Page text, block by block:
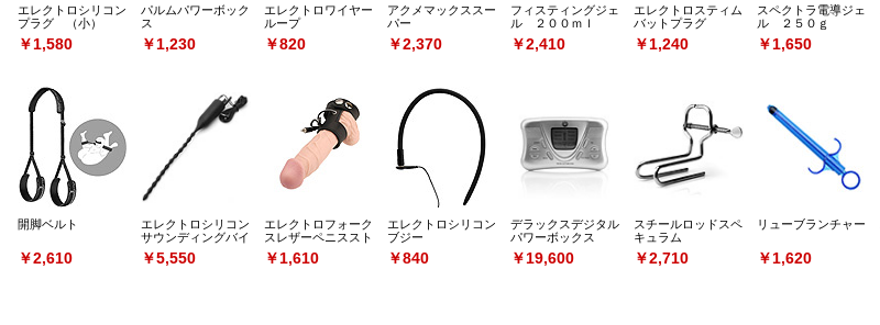
エレクトロシリコン
プラグ （小）
￥1,580
パルムパワーボック
ス
￥1,230
エレクトロワイヤー
ループ
￥820
アクメマックススー
パー
￥2,370
フィスティングジェ
ル ２００ｍｌ
￥2,410
エレクトロスティム
バットプラグ
￥1,240
スペクトラ電導ジェ
ル ２５０ｇ
￥1,650
開脚ベルト
￥2,610
エレクトロシリコン
サウンディングバイ
ブ
￥5,550
エレクトロフォーク
スレザーペニススト
ラップ
￥1,610
エレクトロシリコン
ブジー
￥840
デラックスデジタル
パワーボックス
￥19,600
スチールロッドスペ
キュラム
￥2,710
リューブランチャー
￥1,620